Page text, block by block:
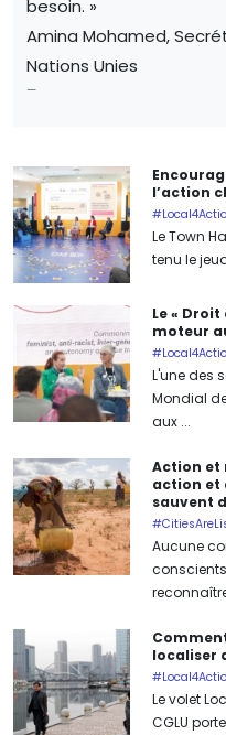
besoin. »
Amina Mohamed,
Nations Unies
l’action
Le Town
tenu le
Le «
moteur
L'une des
Mondial
aux ...
Action et
action et
sauvent
Aucune
localiser
Le volet
CGLU